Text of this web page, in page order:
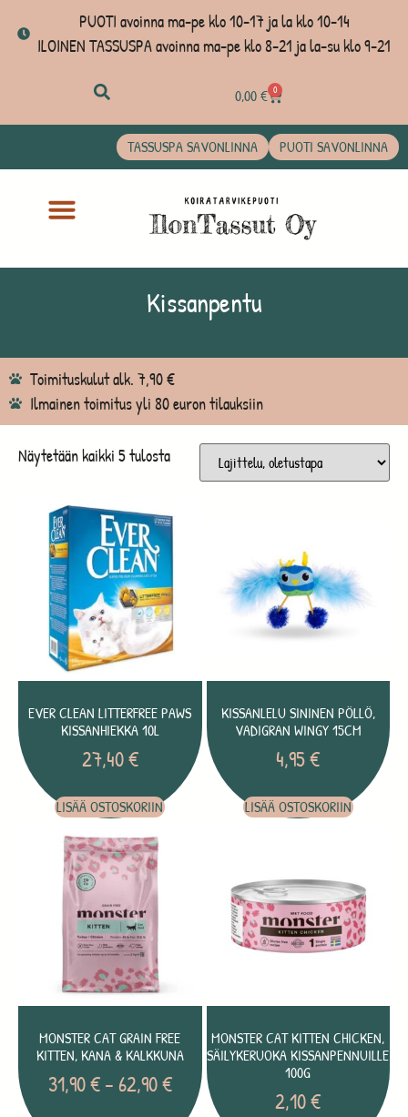
PUOTI avoinna ma-pe klo 10-17 ja la klo 10-14
ILOINEN TASSUSPA avoinna ma-pe klo 8-21 ja la-su klo 9-21
0,00€ 0
TASSUSPA SAVONLINNA PUOTI SAVONLINNA
Kissanpentu
Toimituskulut alk. 7,90 €
Ilmainen toimitus yli 80 euron tilauksiin
Näytetään kaikki 5 tulosta
EVER CLEAN LITTERFREE PAWS
KISSANHIEKKA 10L
27,40€
LISÄÄ OSTOSKORIIN
KISSANLELU SININEN PÖLLÖ,
VADIGRAN WINGY 15CM
4,95€
LISÄÄ OSTOSKORIIN
MONSTER CAT GRAIN FREE
KITTEN, KANA & KALKKUNA
31,90€ –62,90€
MONSTER CAT KITTEN CHICKEN,
SÄILYKERUOKA KISSANPENNUILLE
100G
2,10€